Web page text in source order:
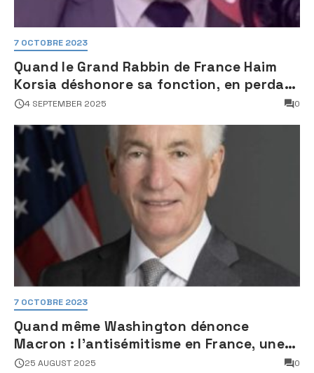
7 OCTOBRE 2023
Quand le Grand Rabbin de France Haim
Korsia déshonore sa fonction, en perdant
son sang froid
4 SEPTEMBER 2025 0
7 OCTOBRE 2023
Quand même Washington dénonce
Macron : l’antisémitisme en France, une
faillite d’État
25 AUGUST 2025 0